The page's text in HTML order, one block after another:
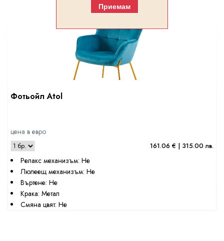
Фотьойл Atol
цена в евро
161.06 € | 315.00 лв.
Релакс механизъм: Не
Люлеещ механизъм: Не
Въртене: Не
Крака: Метал
Смяна цвят: Не
Приемам